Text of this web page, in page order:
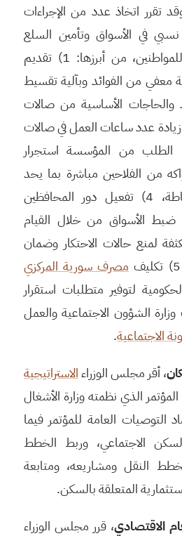
وقد تقرر اتخاذ عدد من الإجراءات
في الأسواق وتأمين السلع
والمتطلبات الأساسية للمواطنين، من أبرزها: 1) تقديم
معفي من الفوائد وبآلية تقسيط
والحاجات الأساسية من صالات
للتجارة، 2) الى زيادة عدد ساعات العمل في صالات
للتجارة، 3) الطلب من المؤسسة استجرار
من الفلاحين مباشرة بما يحد
من دور حلقات الوساطة، 4) تفعيل دور المحافظين
ضبط الأسواق من خلال القيام
لمنع حالات الاحتكار وضمان
مصرف سورية المركزي
لتوفير متطلبات استقرار
6) تكليف وزارة الشؤون الاجتماعية والعمل
الاجتماعية.
، أقر مجلس الوزراءالاستراتيجية
الذي نظمته وزارة الأشغال
التوصيات العامة للمؤتمر فيما
الاجتماعي، وربط الخطط
النقل ومشاريعه، ومتابعة
المتعلقة بالسكن.
الاقتصادي، قرر مجلس الوزراء